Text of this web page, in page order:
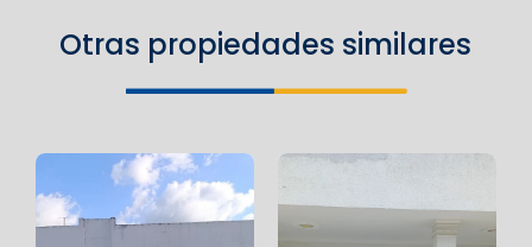
Otras propiedades similares